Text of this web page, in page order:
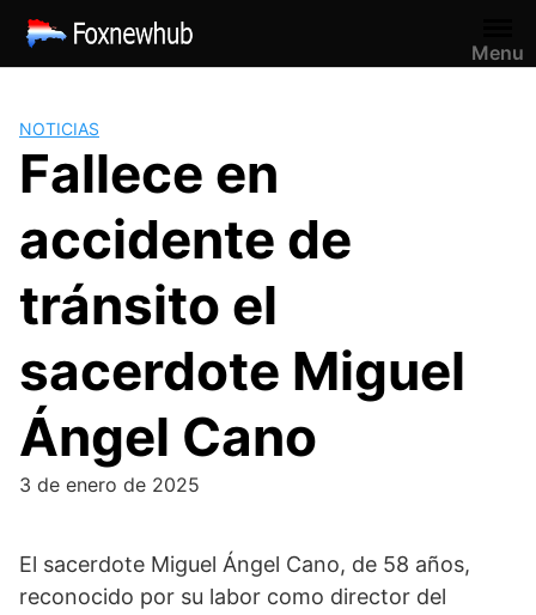
Saltar
contenido
Menu
NOTICIAS
Fallece en
accidente de
tránsito el
sacerdote Miguel
Ángel Cano
3 de enero de 2025
El sacerdote Miguel Ángel Cano, de 58 años,
reconocido por su labor como director del